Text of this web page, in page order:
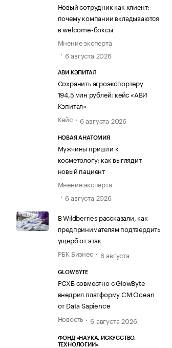
Новый сотрудник как клиент:
почему компании вкладываются
в welcome-боксы
Мнение эксперта
6 августа 2026
АВИ КЭПИТАЛ
Сохранить агроэкспортеру
194,5 млн рублей: кейс «АВИ
Кэпитал»
Кейс
6 августа 2026
НОВАЯ АНАТОМИЯ
Мужчины пришли к
косметологу: как выглядит
новый пациент
Мнение эксперта
6 августа 2026
В Wildberries рассказали, как
предпринимателям подтвердить
ущерб от атак
РБК Бизнес
6 августа
GLOWBYTE
РСХБ совместно с GlowByte
внедрил платформу CM Ocean
от Data Sapience
Новость
6 августа 2026
ФОНД «НАУКА. ИСКУССТВО.
ТЕХНОЛОГИИ»